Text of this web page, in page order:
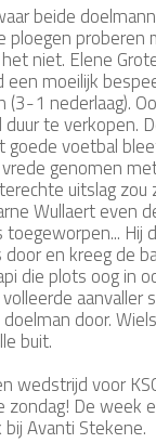
beide
ploegen proberen
niet. Elene
moeilijk
1 nederlaag).
te verkopen.
goede voetbal
genomen
uitslag zou
Wullaert even
toegeworpen... Hij
en kreeg de
die plots oog in
aanvaller
door.
buit.
wedstrijd voor
zondag! De week
Avanti Stekene.